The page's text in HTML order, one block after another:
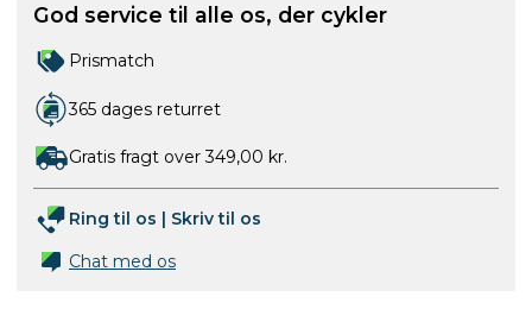
God service til alle os, der cykler
Prismatch
365 dages returret
Gratis fragt over 349,00 kr.
Ring til os | Skriv til os
Chat med os